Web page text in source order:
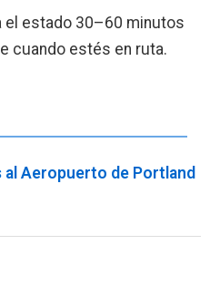
el estado 30–60 minutos
cuando estés en ruta.
al Aeropuerto de Portland